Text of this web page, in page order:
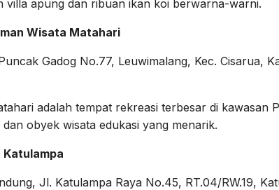
villa apung dan ribuan ikan koi berwarna-warni.
Wisata Matahari
Gadog No.77, Leuwimalang, Kec. Cisarua,
adalah tempat rekreasi terbesar di kawasan
obyek wisata edukasi yang menarik.
Katulampa
Jl. Katulampa Raya No.45, RT.04/RW.19,